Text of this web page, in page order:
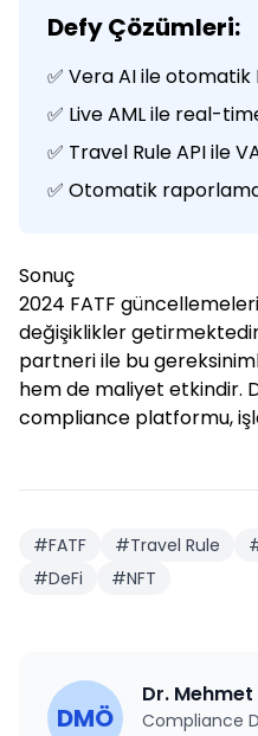
Defy Çözümleri:
✅ Vera AI ile
✅ Live AML ile real-
✅ Travel Rule API ile
✅ Otomatik
Sonuç
2024 FATF
değişiklikler
partneri ile bu
hem de maliyet etkindir.
compliance platformu,
#FATF #Travel Rule
#DeFi #NFT
DMÖ
Dr.
Compliance